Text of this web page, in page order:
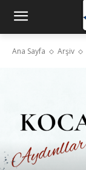
Ana Sayfa Arşiv